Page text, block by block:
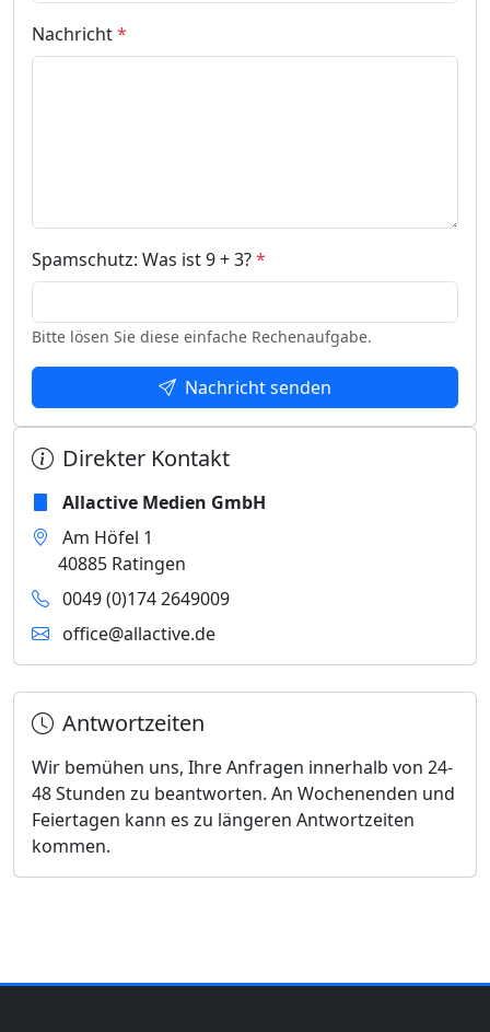
Nachricht*
Spamschutz: Was ist 9 + 3?*
Bitte lösen Sie diese einfache Rechenaufgabe.
Nachricht senden
Direkter Kontakt
Allactive Medien GmbH
Am Höfel 1
40885 Ratingen
0049 (0)174 2649009
office@allactive.de
Antwortzeiten
Wir bemühen uns, Ihre Anfragen innerhalb von 24-
48 Stunden zu beantworten. An Wochenenden und
Feiertagen kann es zu längeren Antwortzeiten
kommen.